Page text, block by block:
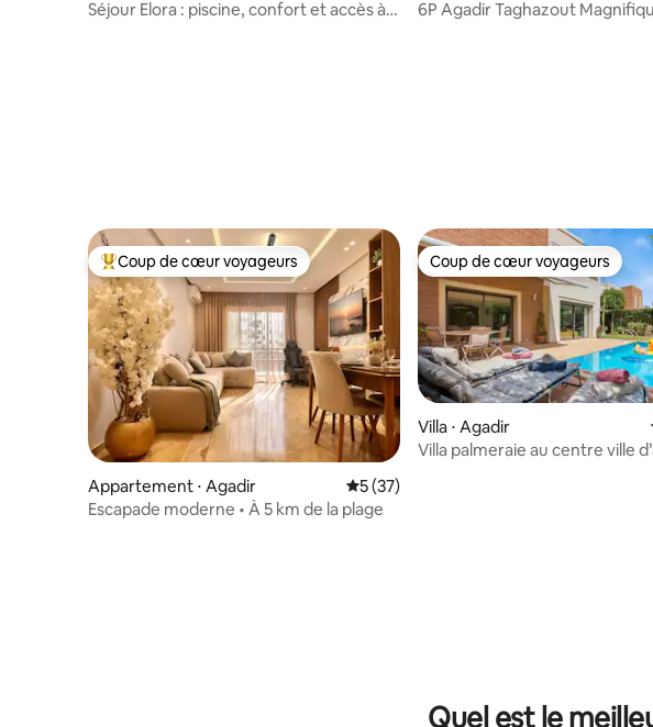
Séjour Elora : piscine, confort et accès à
6P Agadir Taghazout
Coups de cœur voyageurs les plus appréciés
Coup de cœur voyageurs
Appartement ⋅ Agadir Évaluation moyenne sur la base de 37
5 (37)
Escapade moderne • À 5 km de la plage
Coup de cœur voyageurs
Coup de cœur voyageurs
Villa ⋅ Agadir
Villa palmeraie au centre ville
Quel est le